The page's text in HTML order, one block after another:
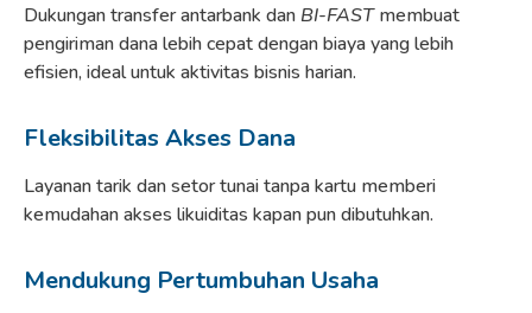
Dukungan transfer antarbank dan BI-FASTmembuat
pengiriman dana lebih cepat dengan biaya yang lebih
efisien, ideal untuk aktivitas bisnis harian.
Fleksibilitas Akses Dana
Layanan tarik dan setor tunai tanpa kartu memberi
kemudahan akses likuiditas kapan pun dibutuhkan.
Mendukung Pertumbuhan Usaha